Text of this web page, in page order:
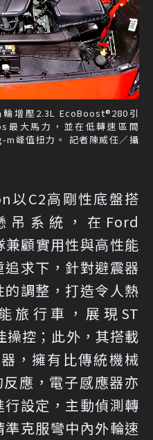
增壓2.3L EcoBoost®280引
最大馬力，並在低轉速區間
峰值扭力。 記者陳威任／攝
以C2高剛性底盤搭
吊系統，在Ford
顧實用性與高性能
求下，針對避震器
調整，打造令人熱
旅行車，展現ST
控；此外，其搭載
，擁有比傳統機械
應，電子感應器亦
設定，主動偵測轉
克服彎中內外輪速